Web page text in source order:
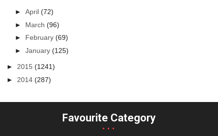
►April(72)
► March(96)
► February(69)
►January(125)
►2015(1241)
► 2014(287)
Favourite Category
...